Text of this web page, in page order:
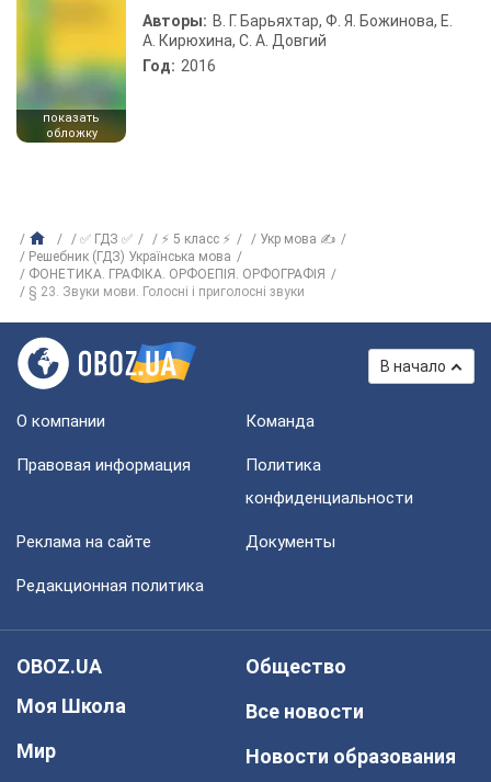
показать
обложку
Авторы: В. Г. Барьяхтар, Ф. Я. Божинова, Е.
А. Кирюхина, С. А. Довгий
Год: 2016
✅ ГДЗ ✅ ⚡ 5 класс ⚡
Укр мова ✍
Решебник (ГДЗ) Українська мова
ФОНЕТИКА. ГРАФІКА. ОРФОЕПІЯ. ОРФОГРАФІЯ
§ 23. Звуки мови. Голосні і приголосні звуки
В начало
О компании Команда
Правовая информация
Политика
конфиденциальности
Реклама на сайте Документы
Редакционная политика
OBOZ.UA
Моя Школа
Мир
Общество
Все новости
Новости образования